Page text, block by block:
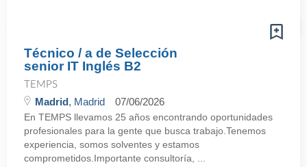
Técnico / a de Selección
senior IT Inglés B2
TEMPS
Madrid, Madrid 07/06/2026
En TEMPS llevamos 25 años encontrando oportunidades
profesionales para la gente que busca trabajo.Tenemos
experiencia, somos solventes y estamos
comprometidos.Importante consultoría, ...